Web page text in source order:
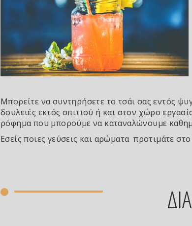
Μπορείτε να συντηρήσετε το τσάι σας εντός
δουλειές εκτός σπιτιού ή και στον χώρο
ρόφημα που μπορούμε να καταναλώνουμε
Εσείς ποιες γεύσεις και αρώματα προτιμάτε στο